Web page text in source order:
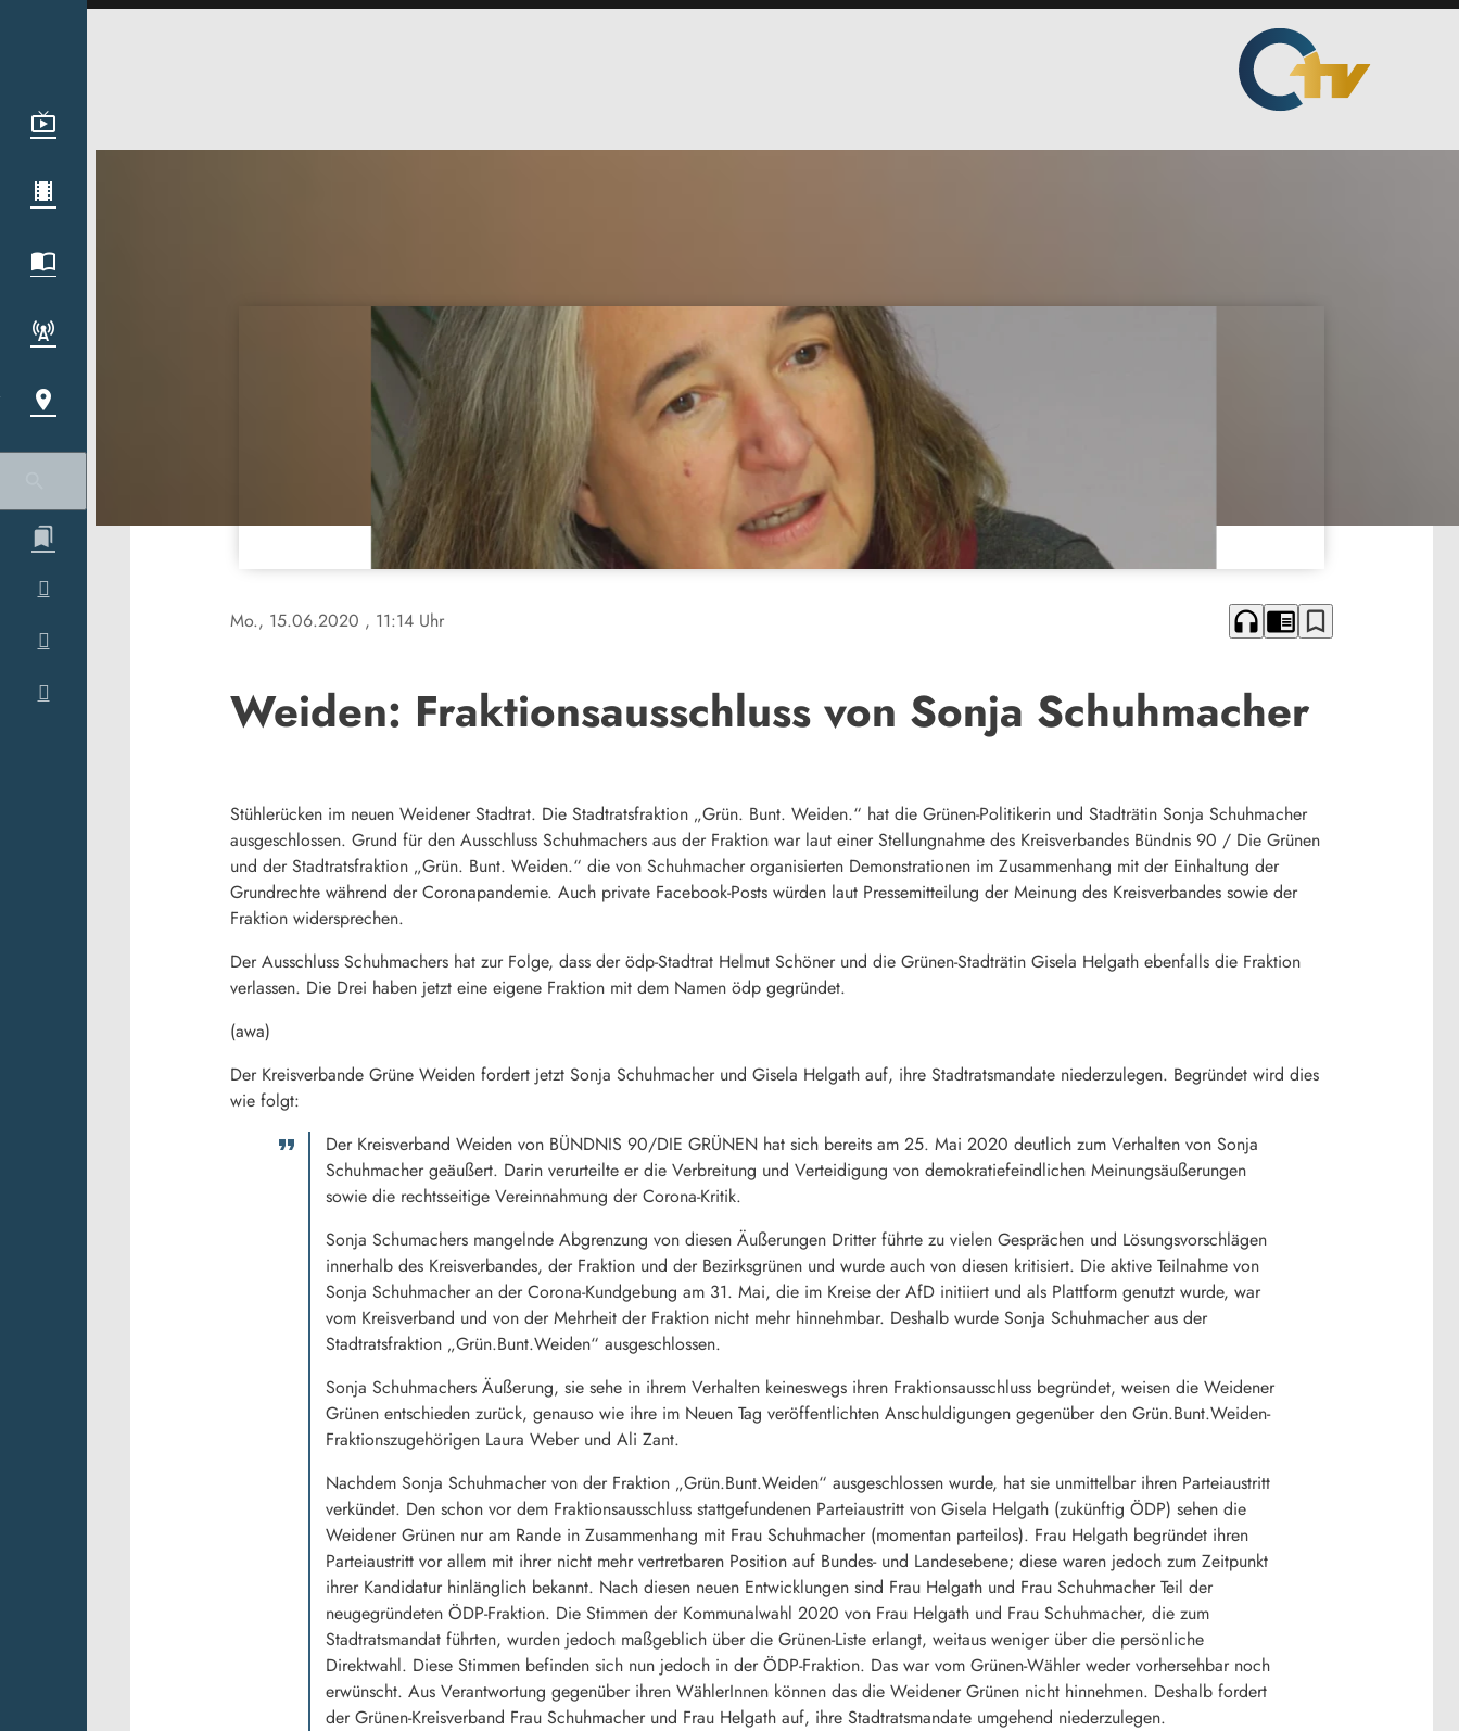
Mo., 15.06.2020 , 11:14 Uhr headphones chrome_reader_mode bookmark_border
Weiden: Fraktionsausschluss von Sonja Schuhmacher
Stühlerücken im neuen Weidener Stadtrat. Die Stadtratsfraktion „Grün. Bunt. Weiden.“ hat die Grünen-Politikerin und Stadträtin Sonja Schuhmacher
ausgeschlossen. Grund für den Ausschluss Schuhmachers aus der Fraktion war laut einer Stellungnahme des Kreisverbandes Bündnis 90 / Die Grünen
und der Stadtratsfraktion „Grün. Bunt. Weiden.“ die von Schuhmacher organisierten Demonstrationen im Zusammenhang mit der Einhaltung der
Grundrechte während der Coronapandemie. Auch private Facebook-Posts würden laut Pressemitteilung der Meinung des Kreisverbandes sowie der
Fraktion widersprechen.
Der Ausschluss Schuhmachers hat zur Folge, dass der ödp-Stadtrat Helmut Schöner und die Grünen-Stadträtin Gisela Helgath ebenfalls die Fraktion
verlassen. Die Drei haben jetzt eine eigene Fraktion mit dem Namen ödp gegründet.
(awa)
Der Kreisverbande Grüne Weiden fordert jetzt Sonja Schuhmacher und Gisela Helgath auf, ihre Stadtratsmandate niederzulegen. Begründet wird dies
wie folgt:
Der Kreisverband Weiden von BÜNDNIS 90/DIE GRÜNEN hat sich bereits am 25. Mai 2020 deutlich zum Verhalten von Sonja
Schuhmacher geäußert. Darin verurteilte er die Verbreitung und Verteidigung von demokratiefeindlichen Meinungsäußerungen
sowie die rechtsseitige Vereinnahmung der Corona-Kritik.
Sonja Schumachers mangelnde Abgrenzung von diesen Äußerungen Dritter führte zu vielen Gesprächen und Lösungsvorschlägen
innerhalb des Kreisverbandes, der Fraktion und der Bezirksgrünen und wurde auch von diesen kritisiert. Die aktive Teilnahme von
Sonja Schuhmacher an der Corona-Kundgebung am 31. Mai, die im Kreise der AfD initiiert und als Plattform genutzt wurde, war
vom Kreisverband und von der Mehrheit der Fraktion nicht mehr hinnehmbar. Deshalb wurde Sonja Schuhmacher aus der
Stadtratsfraktion „Grün.Bunt.Weiden“ ausgeschlossen.
Sonja Schuhmachers Äußerung, sie sehe in ihrem Verhalten keineswegs ihren Fraktionsausschluss begründet, weisen die Weidener
Grünen entschieden zurück, genauso wie ihre im Neuen Tag veröffentlichten Anschuldigungen gegenüber den Grün.Bunt.Weiden-
Fraktionszugehörigen Laura Weber und Ali Zant.
Nachdem Sonja Schuhmacher von der Fraktion „Grün.Bunt.Weiden“ ausgeschlossen wurde, hat sie unmittelbar ihren Parteiaustritt
verkündet. Den schon vor dem Fraktionsausschluss stattgefundenen Parteiaustritt von Gisela Helgath (zukünftig ÖDP) sehen die
Weidener Grünen nur am Rande in Zusammenhang mit Frau Schuhmacher (momentan parteilos). Frau Helgath begründet ihren
Parteiaustritt vor allem mit ihrer nicht mehr vertretbaren Position auf Bundes- und Landesebene; diese waren jedoch zum Zeitpunkt
ihrer Kandidatur hinlänglich bekannt. Nach diesen neuen Entwicklungen sind Frau Helgath und Frau Schuhmacher Teil der
neugegründeten ÖDP-Fraktion. Die Stimmen der Kommunalwahl 2020 von Frau Helgath und Frau Schuhmacher, die zum
Stadtratsmandat führten, wurden jedoch maßgeblich über die Grünen-Liste erlangt, weitaus weniger über die persönliche
Direktwahl. Diese Stimmen befinden sich nun jedoch in der ÖDP-Fraktion. Das war vom Grünen-Wähler weder vorhersehbar noch
erwünscht. Aus Verantwortung gegenüber ihren WählerInnen können das die Weidener Grünen nicht hinnehmen. Deshalb fordert
der Grünen-Kreisverband Frau Schuhmacher und Frau Helgath auf, ihre Stadtratsmandate umgehend niederzulegen.